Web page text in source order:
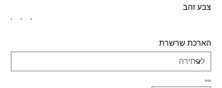
צבע זהב
הארכת שרשרת
כמות